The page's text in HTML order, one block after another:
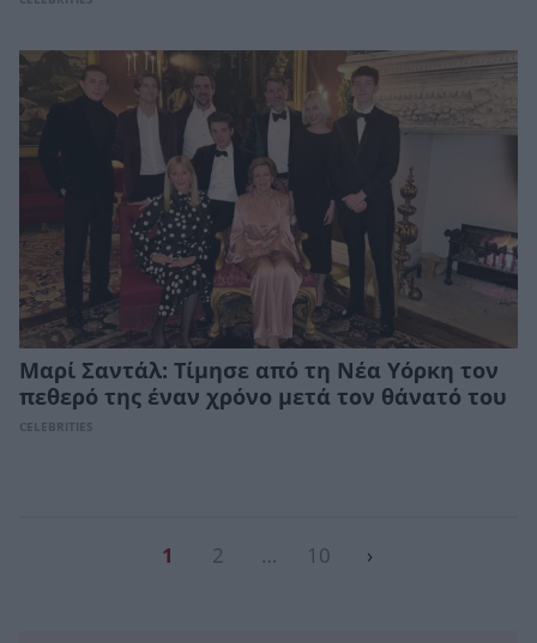
Μαρί Σαντάλ: Τίμησε από τη Νέα Υόρκη τον
πεθερό της έναν χρόνο μετά τον θάνατό του
CELEBRITIES
1 2 … 10 ›